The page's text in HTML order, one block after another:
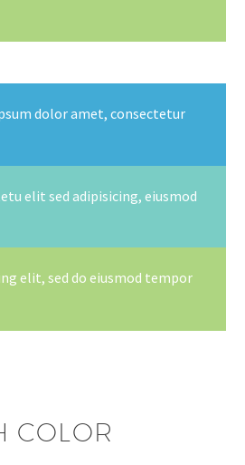
dolor amet, consectetur
elit sed adipisicing, eiusmod
elit, sed do eiusmod tempor
COLOR